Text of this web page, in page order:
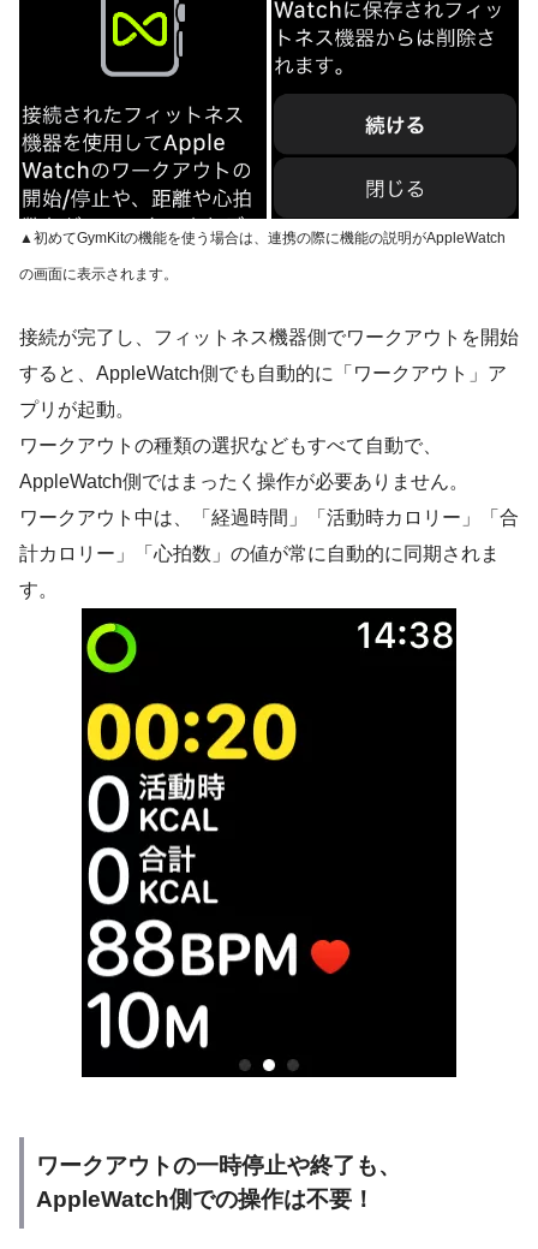
▲初めてGymKitの機能を使う場合は、連携の際に機能の説明がAppleWatch
の画面に表示されます。
接続が完了し、フィットネス機器側でワークアウトを開始
すると、AppleWatch側でも自動的に「ワークアウト」ア
プリが起動。
ワークアウトの種類の選択などもすべて自動で、
AppleWatch側ではまったく操作が必要ありません。
ワークアウト中は、
「経過時間」「活動時カロリー」「合
計カロリー」「心拍数」の値が常に自動的に同期 されま
す。
ワークアウトの一時停止や終了も、
AppleWatch側での操作は不要！